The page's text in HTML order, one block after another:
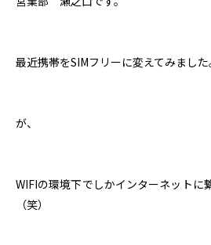
最近携帯をSIMフリーに変えてみました
が、
WIFIの環境下でしかインターネットに
（笑）